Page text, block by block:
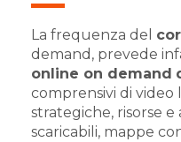
La frequenza del
demand, prevede
online on demand
comprensivi di
strategiche, risorse
scaricabili, mappe